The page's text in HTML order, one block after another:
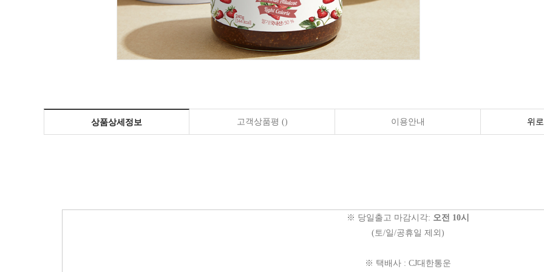
상품상세정보 고객상품평 () 이용안내 위
※ 당일출고 마감시각: 오전 10시
(토/일/공휴일 제외)
※ 택배사 : CJ대한통운